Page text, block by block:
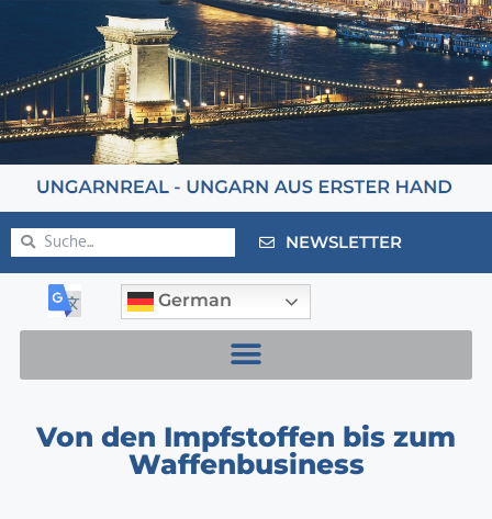
NEWSLETTER
German
Von den Impfstoffen bis zum
Waffenbusiness